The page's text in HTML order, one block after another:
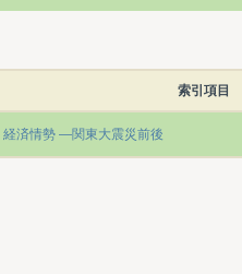
索引項目
経済情勢 ―関東大震災前後